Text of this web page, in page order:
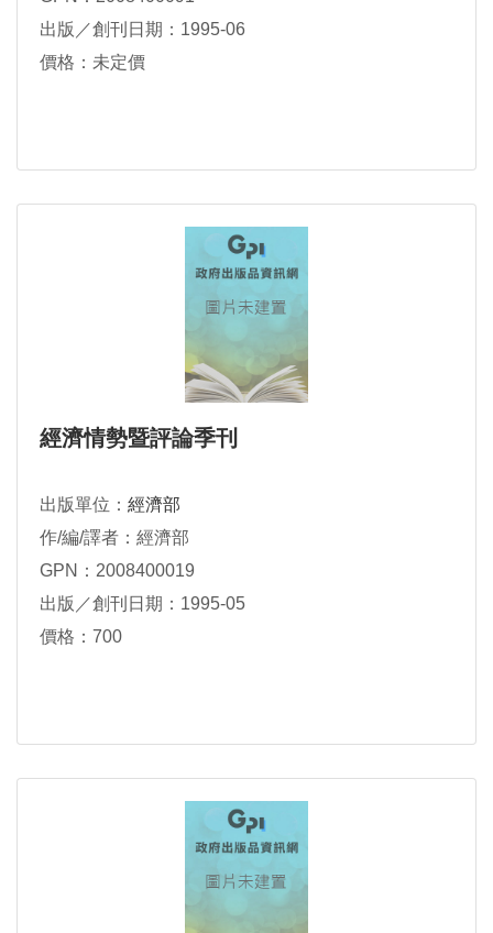
出版／創刊日期：1995-06
價格：未定價
經濟情勢暨評論季刊
出版單位： 經濟部
作/編/譯者：經濟部
GPN：2008400019
出版／創刊日期：1995-05
價格：700